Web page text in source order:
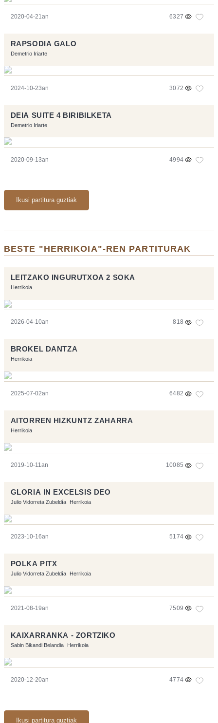
2020-04-21an 6327
RAPSODIA GALO
Demetrio Iriarte
2024-10-23an 3072
DEIA SUITE 4 BIRIBILKETA
Demetrio Iriarte
2020-09-13an 4994
Ikusi partitura guztiak
BESTE "HERRIKOIA"-REN PARTITURAK
LEITZAKO INGURUTXOA 2 SOKA
Herrikoia
2026-04-10an 818
BROKEL DANTZA
Herrikoia
2025-07-02an 6482
AITORREN HIZKUNTZ ZAHARRA
Herrikoia
2019-10-11an 10085
GLORIA IN EXCELSIS DEO
Julio Vidorreta Zubeldía Herrikoia
2023-10-16an 5174
POLKA PITX
Julio Vidorreta Zubeldía Herrikoia
2021-08-19an 7509
KAIXARRANKA - ZORTZIKO
Sabin Bikandi Belandia Herrikoia
2020-12-20an 4774
Ikusi partitura guztiak